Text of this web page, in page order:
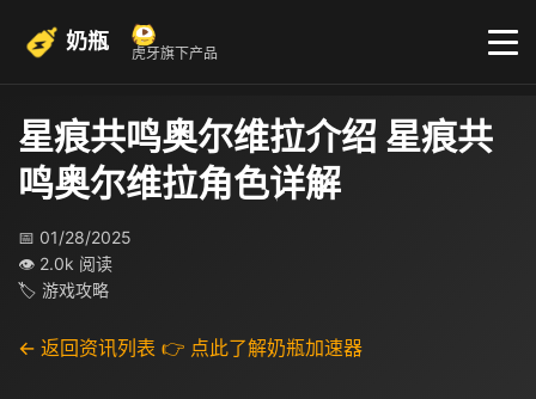
奶瓶 虎牙旗下产品
星痕共鸣奥尔维拉介绍 星痕共
鸣奥尔维拉角色详解
📅 01/28/2025
👁 2.0k 阅读
🏷 游戏攻略
← 返回资讯列表 👉 点此了解奶瓶加速器